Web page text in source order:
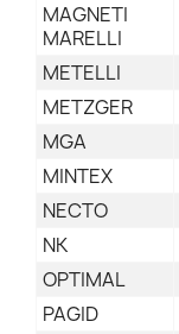
MAGNETI
MARELLI
METELLI
METZGER
MGA
MINTEX
NECTO
NK
OPTIMAL
PAGID